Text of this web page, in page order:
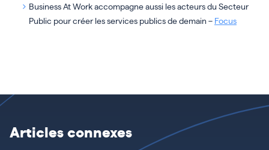
Business At Work accompagne aussi les acteurs du Secteur
Public pour créer les services publics de demain – Focus
Articles connexes